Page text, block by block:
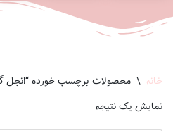
خانه \ محصولات برچسب خورده “انجل
نمایش یک نتیجه